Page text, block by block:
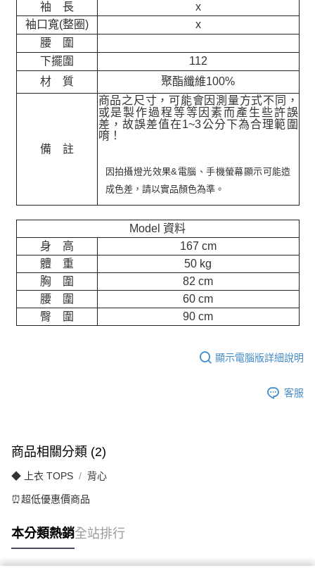
袖 長
x
袖口寬(整圈)
x
腰 圍
下擺圍
112
材 質
聚酯纖維100%
備 註
商品之尺寸，可能會因測量方式不同，
或是製作過程等等因素而產生些許誤
差，故誤差值在1~3公分下為合理範圍
唷！
因拍攝燈光效果&電腦、手機螢幕顯示可能造
成色差，請以實品顏色為準。
Model 資料
身 高
167 cm
體 重
50 kg
胸 圍
82 cm
腰 圍
60 cm
臀 圍
90 cm
顯示電腦版詳細說明
客服
商品相關分類 (2)
◆ 上衣 TOPS 背心
⏰超低優惠價商品
本分類熱銷全站排行